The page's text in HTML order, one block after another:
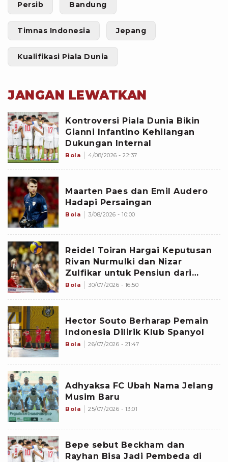
Persib Bandung
Timnas Indonesia Jepang
Kualifikasi Piala Dunia
JANGAN LEWATKAN
Kontroversi Piala Dunia Bikin
Gianni Infantino Kehilangan
Dukungan Internal
Bola 4/08/2026 - 22:37
Maarten Paes dan Emil Audero
Hadapi Persaingan
Bola 3/08/2026 - 10:00
Reidel Toiran Hargai Keputusan
Rivan Nurmulki dan Nizar
Zulfikar untuk Pensiun dari
Timnas Voli Indonesia
Bola 30/07/2026 - 16:50
Hector Souto Berharap Pemain
Indonesia Dilirik Klub Spanyol
Bola 26/07/2026 - 21:47
Adhyaksa FC Ubah Nama Jelang
Musim Baru
Bola 25/07/2026 - 13:01
Bepe sebut Beckham dan
Rayhan Bisa Jadi Pembeda di